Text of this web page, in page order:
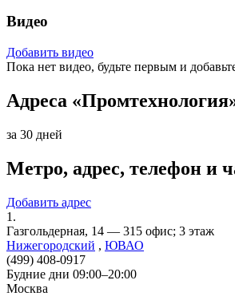
Видео
Добавить видео
Пока нет видео, будьте первым и
Адреса
за 30 дней
Метро, адрес, телефон и
Добавить адрес
1.
Газгольдерная, 14 — 315 офис; 3 этаж
Нижегородский , ЮВАО
(499) 408-0917
Будние дни 09:00–20:00
Москва